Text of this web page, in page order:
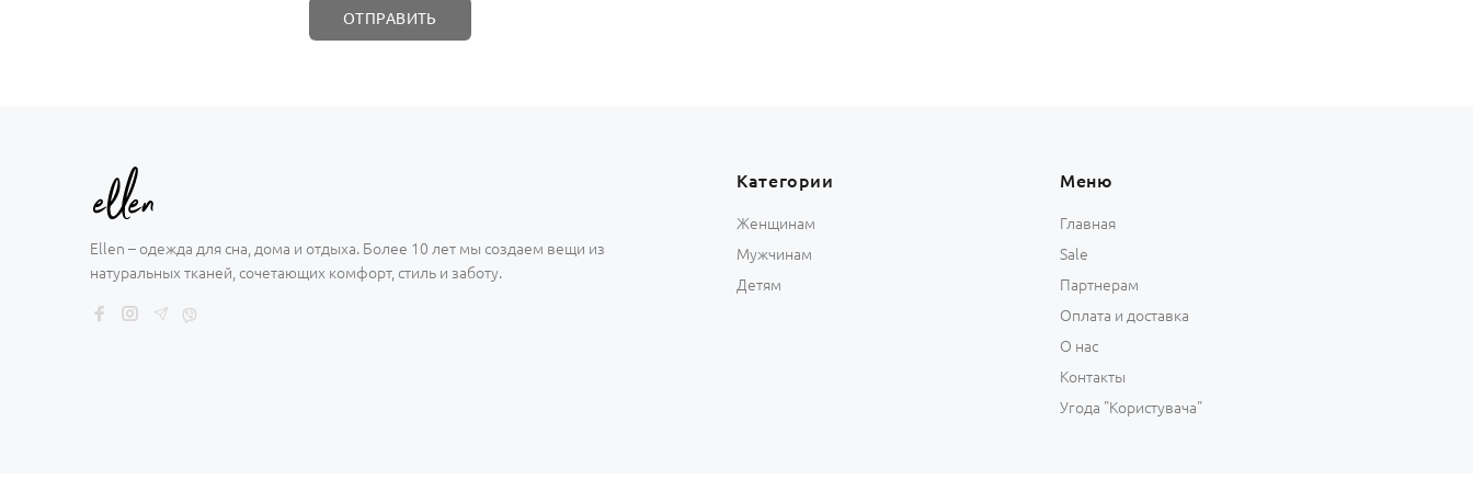
Ellen – одежда для сна, дома и отдыха. Более 10 лет мы создаем вещи из
натуральных тканей, сочетающих комфорт, стиль и заботу.
Категории
Женщинам
Мужчинам
Детям
Меню
Главная
Sale
Партнерам
Оплата и доставка
О нас
Контакты
Угода "Користувача"